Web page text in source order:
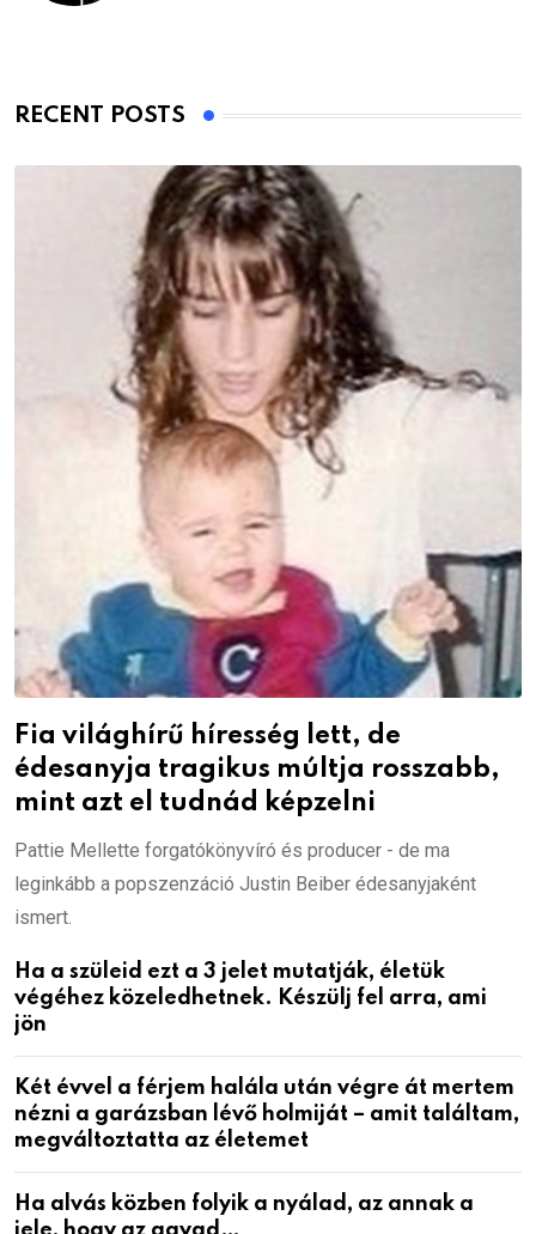
RECENT POSTS
Fia világhírű híresség lett, de
édesanyja tragikus múltja rosszabb,
mint azt el tudnád képzelni
Pattie Mellette forgatókönyvíró és producer - de ma
leginkább a popszenzáció Justin Beiber édesanyjaként
ismert.
Ha a szüleid ezt a 3 jelet mutatják, életük
végéhez közeledhetnek. Készülj fel arra, ami
jön
Két évvel a férjem halála után végre át mertem
nézni a garázsban lévő holmiját – amit találtam,
megváltoztatta az életemet
Ha alvás közben folyik a nyálad, az annak a